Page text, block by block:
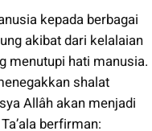
kepada berbagai
akibat dari kelalaian
menutupi hati manusia.
shalat
Allâh akan menjadi
berfirman: